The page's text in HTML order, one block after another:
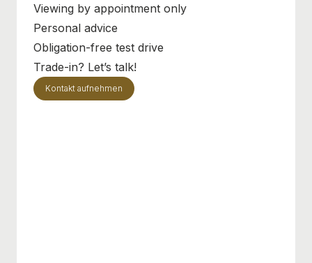
Viewing by appointment only
Personal advice
Obligation-free test drive
Trade-in? Let’s talk!
Kontakt aufnehmen